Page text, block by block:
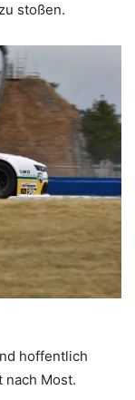
stoßen.
hoffentlich
nach Most.